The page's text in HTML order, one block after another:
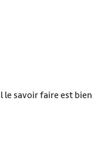
le savoir faire est bien